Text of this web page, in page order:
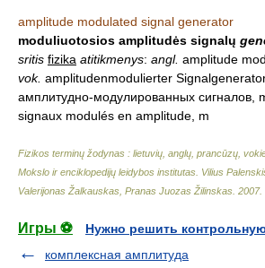
amplitude modulated signal generator
moduliuotosios amplitudės signalų
sritis fizika atitikmenys: angl. amplitude
vok. amplitudenmodulierter
амплитудно-модулированных сигналов,
signaux modulés en amplitude, m
Fizikos terminų žodynas : lietuvių, anglų, prancūzų,
Mokslo ir enciklopedijų leidybos institutas Vilius
Valerijonas Žalkauskas, Pranas Juozas Žilinskas 2007.
Игры ⚽
Нужно решить
комплексная амплитуда